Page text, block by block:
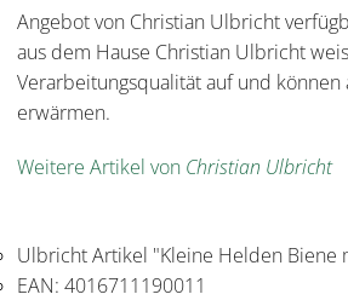
Angebot von Christian Ulbricht
aus dem Hause Christian Ulbricht
Verarbeitungsqualität auf und können
erwärmen.
Weitere Artikel von Christian Ulbricht
Ulbricht Artikel "Kleine Helden Biene
EAN: 4016711190011